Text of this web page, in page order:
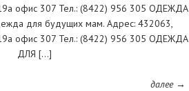
19а офис 307 Тел.: (8422) 956 305 ОДЕЖДА
для будущих мам. Адрес: 432063,
19а офис 307 Тел.: (8422) 956 305 ОДЕЖДА
ДЛЯ […]
далее →